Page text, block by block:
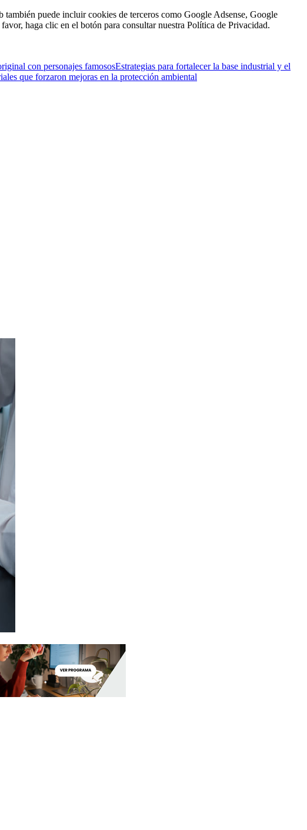
puede incluir cookies de terceros como Google Adsense, Google
haga clic en el botón para consultar nuestra Política de Privacidad.
con personajes famososEstrategias para fortalecer la base industrial y el
que forzaron mejoras en la protección ambiental